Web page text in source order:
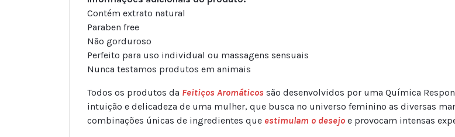
Contém extrato natural
Paraben free
Não gorduroso
Perfeito para uso individual ou massagens sensuais
Nunca testamos produtos em animais
Todos os produtos da Feitiços Aromáticos são desenvolvidos por uma Química
intuição e delicadeza de uma mulher, que busca no universo feminino as diversas
combinações únicas de ingredientes que estimulam o desejo e provocam intensas